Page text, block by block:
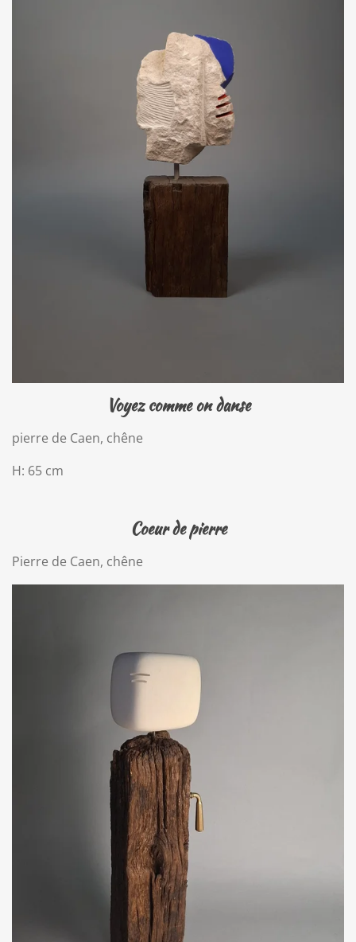
Voyez comme on danse
pierre de Caen, chêne
H: 65 cm
Coeur de pierre
Pierre de Caen, chêne